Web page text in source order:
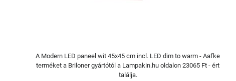
A Modern LED paneel wit 45x45 cm incl. LED dim to warm - Aafke
terméket a Briloner gyártótól a Lampakin.hu oldalon 23065 Ft - ért
találja.